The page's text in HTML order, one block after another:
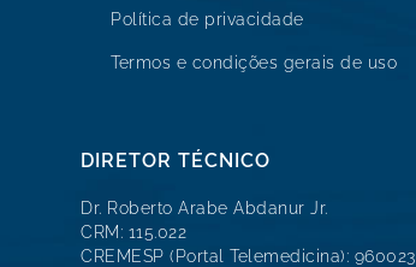
Política de privacidade
Termos e condições gerais de uso
DIRETOR TÉCNICO
Dr. Roberto Arabe Abdanur Jr.
CRM: 115.022
CREMESP (Portal Telemedicina): 960023